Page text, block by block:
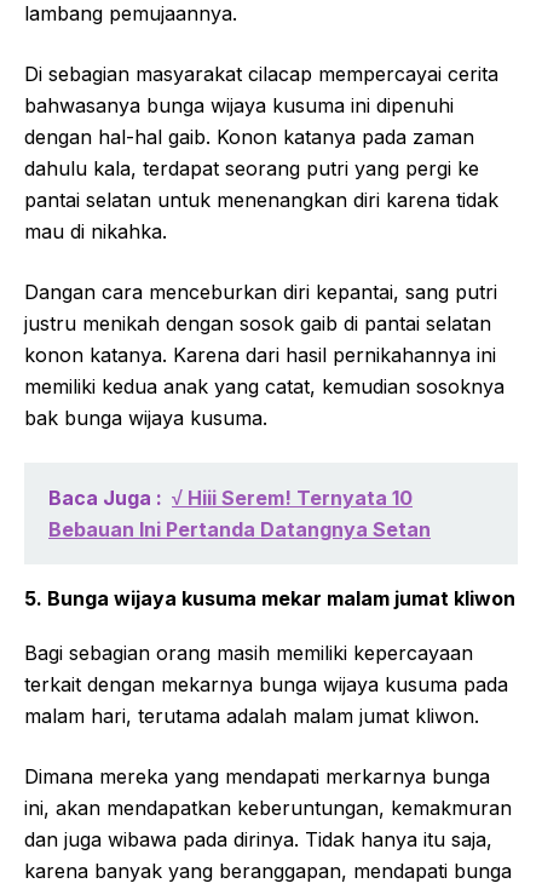
lambang pemujaannya.
Di sebagian masyarakat cilacap mempercayai cerita
bahwasanya bunga wijaya kusuma ini dipenuhi
dengan hal-hal gaib. Konon katanya pada zaman
dahulu kala, terdapat seorang putri yang pergi ke
pantai selatan untuk menenangkan diri karena tidak
mau di nikahka.
Dangan cara menceburkan diri kepantai, sang putri
justru menikah dengan sosok gaib di pantai selatan
konon katanya. Karena dari hasil pernikahannya ini
memiliki kedua anak yang catat, kemudian sosoknya
bak bunga wijaya kusuma.
Baca Juga : √ Hiii Serem! Ternyata 10
Bebauan Ini Pertanda Datangnya Setan
5. Bunga wijaya kusuma mekar malam jumat kliwon
Bagi sebagian orang masih memiliki kepercayaan
terkait dengan mekarnya bunga wijaya kusuma pada
malam hari, terutama adalah malam jumat kliwon.
Dimana mereka yang mendapati merkarnya bunga
ini, akan mendapatkan keberuntungan, kemakmuran
dan juga wibawa pada dirinya. Tidak hanya itu saja,
karena banyak yang beranggapan, mendapati bunga